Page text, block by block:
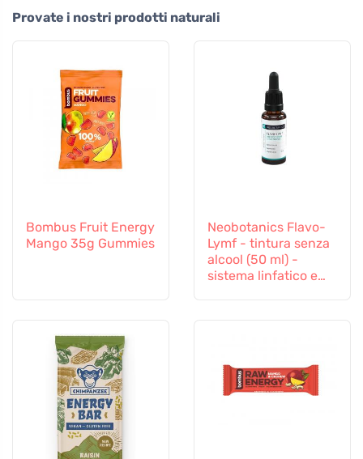
Provate i nostri prodotti naturali
Bombus Fruit Energy
Mango 35g Gummies
Neobotanics Flavo-
Lymf - tintura senza
alcool (50 ml) -
sistema linfatico e